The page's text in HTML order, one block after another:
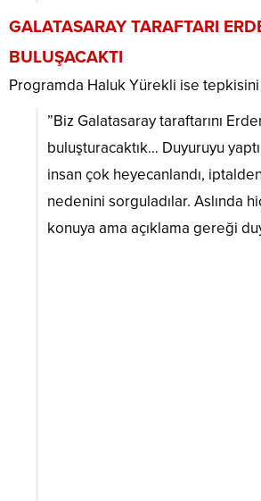
GALATASARAY TARAFTARI
BULUŞACAKTI
Programda Haluk Yürekli ise
”Biz Galatasaray taraftarını
buluşturacaktık… Duyuruyu
insan çok heyecanlandı,
nedenini sorguladılar. Aslında
konuya ama açıklama gereği